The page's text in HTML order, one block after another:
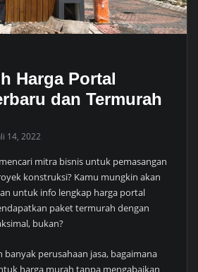
Harga Portal
dan Termurah
14, 2022
mitra bisnis untuk pemasangan
konstruksi? Kamu mungkin akan
untuk info lengkap harga portal
paket termurah dengan
bukan?
banyak perusahaan jasa, bagaimana
harga murah tanpa mengabaikan